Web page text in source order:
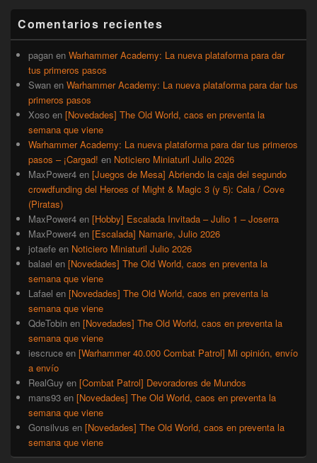
lateral
primaria
Comentarios recientes
pagan en Warhammer Academy: La nueva plataforma para dar
tus primeros pasos
Swan en Warhammer Academy: La nueva plataforma para dar tus
primeros pasos
Xoso en [Novedades] The Old World, caos en preventa la
semana que viene
Warhammer Academy: La nueva plataforma para dar tus primeros
pasos – ¡Cargad! en Noticiero Miniaturil Julio 2026
MaxPower4 en [Juegos de Mesa] Abriendo la caja del segundo
crowdfunding del Heroes of Might & Magic 3 (y 5): Cala / Cove
(Piratas)
MaxPower4 en [Hobby] Escalada Invitada – Julio 1 – Joserra
MaxPower4 en [Escalada] Namarie, Julio 2026
jotaefe en Noticiero Miniaturil Julio 2026
balael en [Novedades] The Old World, caos en preventa la
semana que viene
Lafael en [Novedades] The Old World, caos en preventa la
semana que viene
QdeTobin en [Novedades] The Old World, caos en preventa la
semana que viene
iescruce en [Warhammer 40.000 Combat Patrol] Mi opinión, envío
a envío
RealGuy en [Combat Patrol] Devoradores de Mundos
mans93 en [Novedades] The Old World, caos en preventa la
semana que viene
Gonsilvus en [Novedades] The Old World, caos en preventa la
semana que viene